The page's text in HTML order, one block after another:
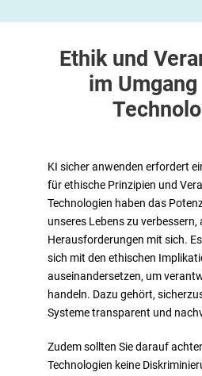
Ethik und
im
KI sicher anwenden erfordert
für ethische Prinzipien und
Technologien haben das
unseres Lebens zu verbessern,
Herausforderungen mit sich.
sich mit den ethischen
auseinandersetzen, um
handeln. Dazu gehört,
Systeme transparent und
Zudem sollten Sie darauf
Technologien keine